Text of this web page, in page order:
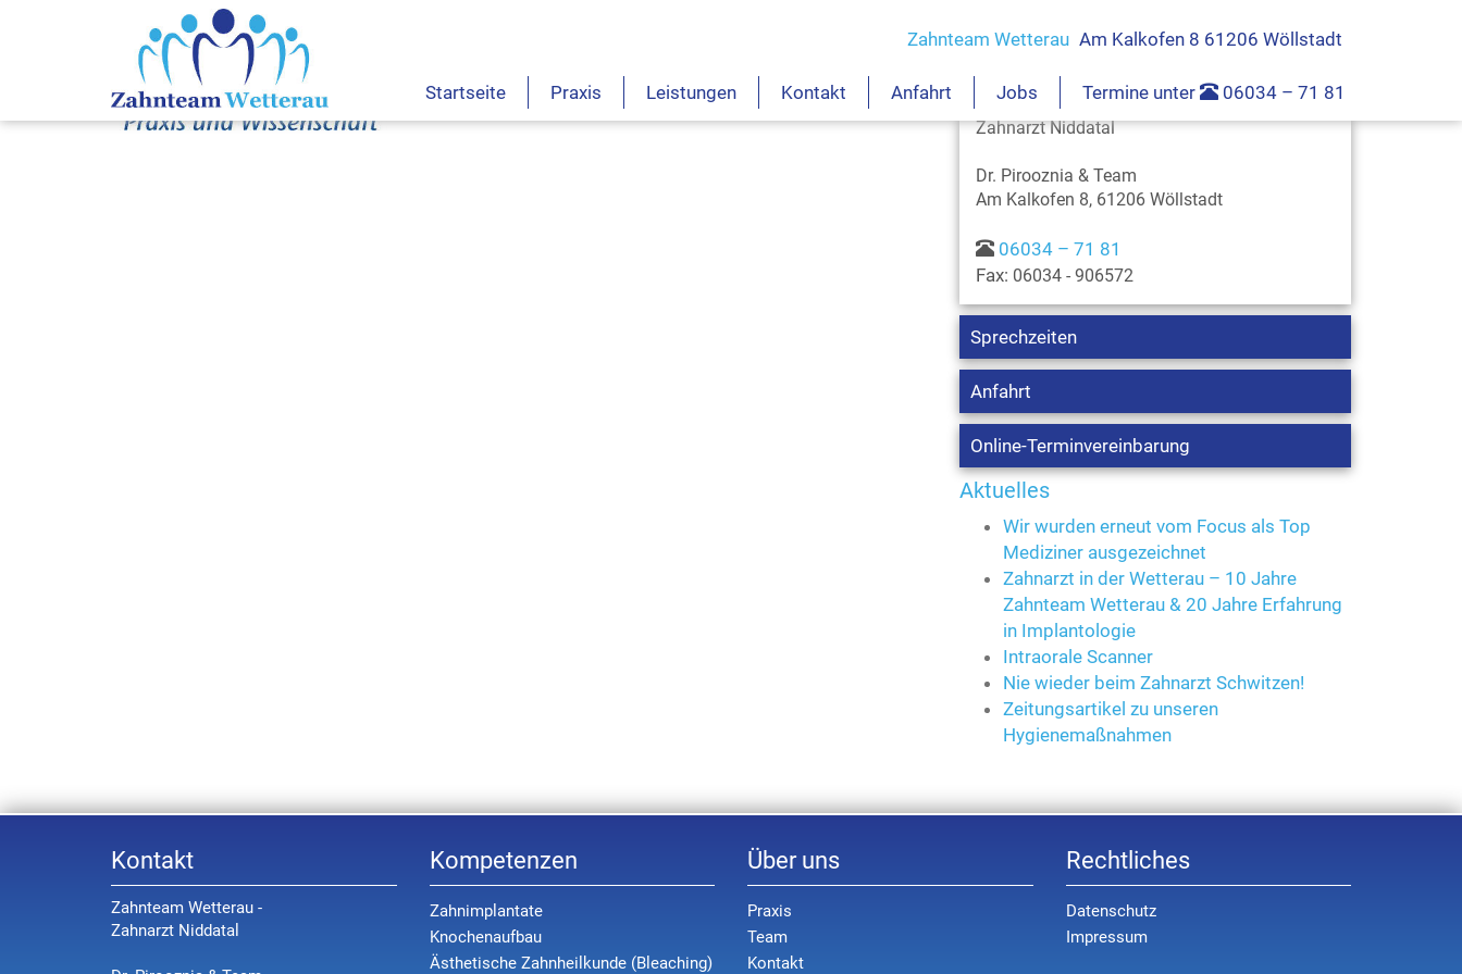
Zahnteam Wetterau Am Kalkofen 8 61206 Wöllstadt
Startseite Praxis Leistungen Kontakt Anfahrt Jobs Termine unter 06034 – 71 81
Zahnteam Wetterau -
Zahnarzt Niddatal
Dr. Pirooznia & Team
Am Kalkofen 8, 61206 Wöllstadt
06034 – 71 81
Fax: 06034 - 906572
Sprechzeiten
Anfahrt
Online-Terminvereinbarung
Aktuelles
Wir wurden erneut vom Focus als Top
Mediziner ausgezeichnet
Zahnarzt in der Wetterau – 10 Jahre
Zahnteam Wetterau & 20 Jahre Erfahrung
in Implantologie
Intraorale Scanner
Nie wieder beim Zahnarzt Schwitzen!
Zeitungsartikel zu unseren
Hygienemaßnahmen
Kontakt
Zahnteam Wetterau -
Zahnarzt Niddatal
Kompetenzen
Zahnimplantate
Knochenaufbau
Ästhetische Zahnheilkunde (Bleaching)
Über uns
Praxis
Team
Kontakt
Rechtliches
Datenschutz
Impressum